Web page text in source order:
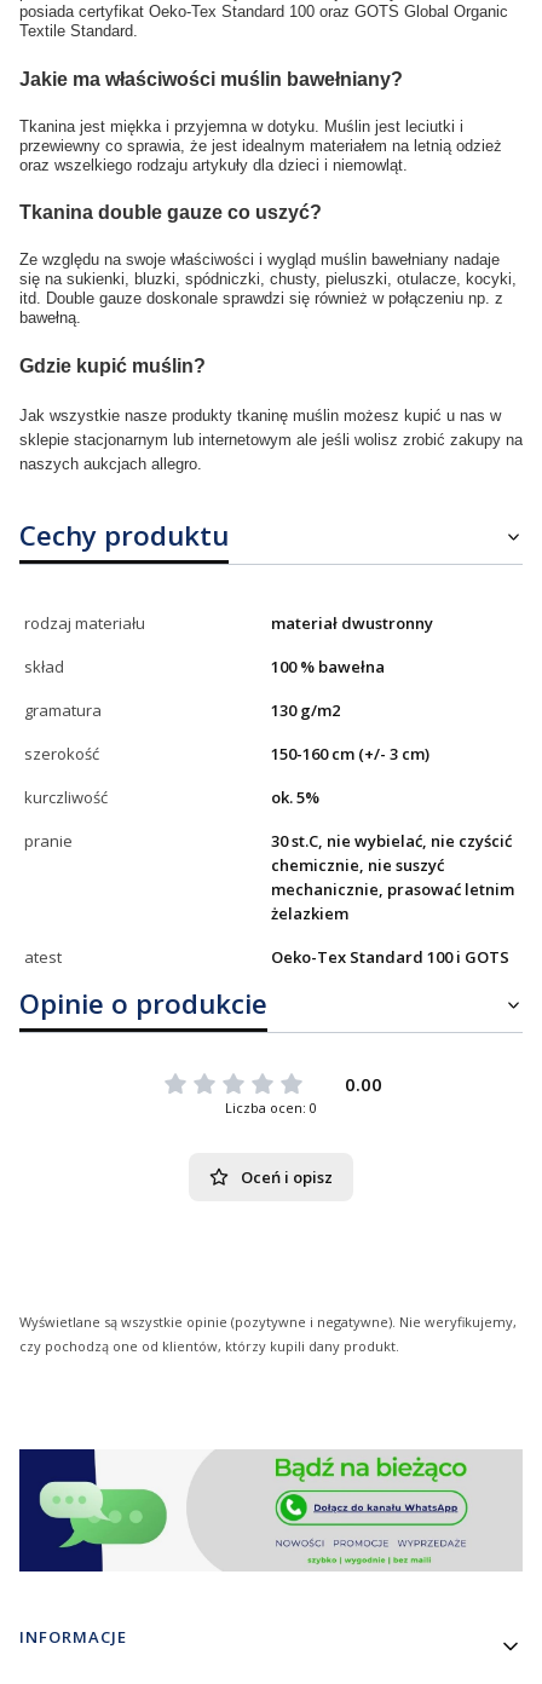
posiada certyfikat Oeko-Tex Standard 100 oraz GOTS Global Organic
Textile Standard.
Jakie ma właściwości muślin bawełniany?
Tkanina jest miękka i przyjemna w dotyku. Muślin jest leciutki i
przewiewny co sprawia, że jest idealnym materiałem na letnią odzież
oraz wszelkiego rodzaju artykuły dla dzieci i niemowląt.
Tkanina double gauze co uszyć?
Ze względu na swoje właściwości i wygląd muślin bawełniany nadaje
się na sukienki, bluzki, spódniczki, chusty, pieluszki, otulacze, kocyki,
itd. Double gauze doskonale sprawdzi się również w połączeniu np. z
bawełną.
Gdzie kupić muślin?
Jak wszystkie nasze produkty tkaninę muślin możesz kupić u nas w
sklepie stacjonarnym lub internetowym ale jeśli wolisz zrobić zakupy na
naszych aukcjach allegro.
Cechy produktu
rodzaj materiału
materiał dwustronny
skład
100 % bawełna
gramatura
130 g/m2
szerokość
150-160 cm (+/- 3 cm)
kurczliwość
ok. 5%
pranie
30 st.C, nie wybielać, nie czyścić
chemicznie, nie suszyć
mechanicznie, prasować letnim
żelazkiem
atest
Oeko-Tex Standard 100 i GOTS
Opinie o produkcie
0.00
Liczba ocen: 0
Oceń i opisz
Wyświetlane są wszystkie opinie (pozytywne i negatywne). Nie weryfikujemy,
czy pochodzą one od klientów, którzy kupili dany produkt.
Linki w stopce
INFORMACJE